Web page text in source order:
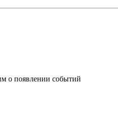
о появлении событий